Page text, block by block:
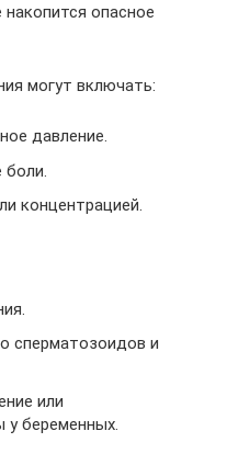
опасное
могут включать:
давление.
концентрацией.
сперматозоидов и
или
беременных.